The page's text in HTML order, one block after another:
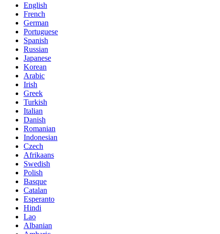
English
French
German
Portuguese
Spanish
Russian
Japanese
Korean
Arabic
Irish
Greek
Turkish
Italian
Danish
Romanian
Indonesian
Czech
Afrikaans
Swedish
Polish
Basque
Catalan
Esperanto
Hindi
Lao
Albanian